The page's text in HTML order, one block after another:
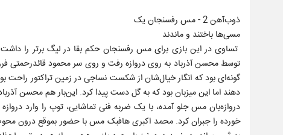
ذوب‌آهن 2 - مس رفسنجان یک
مسی‌ها باختند و ماندند
تساوی در این بازی برای مس رفسنجان حکم بقا در لیگ برتر را
توسط محسن آذرباد به روی دروازه رفت و روی سر محمود قائدرحمتی
گونه‌ای بود که انگار خیال‌شان از شکست نساجی در زمین تراکتور
دهند اما این میزبان بود که به گل دست پیدا کرد. این‌بار هم محسن
دروازه‌بان مس جلو آمده، با یک ضربه فنی تماشایی، توپ را وارد
خورده را جبران کرد. محمد اکبری هافبک مس با حضور بموقع درون